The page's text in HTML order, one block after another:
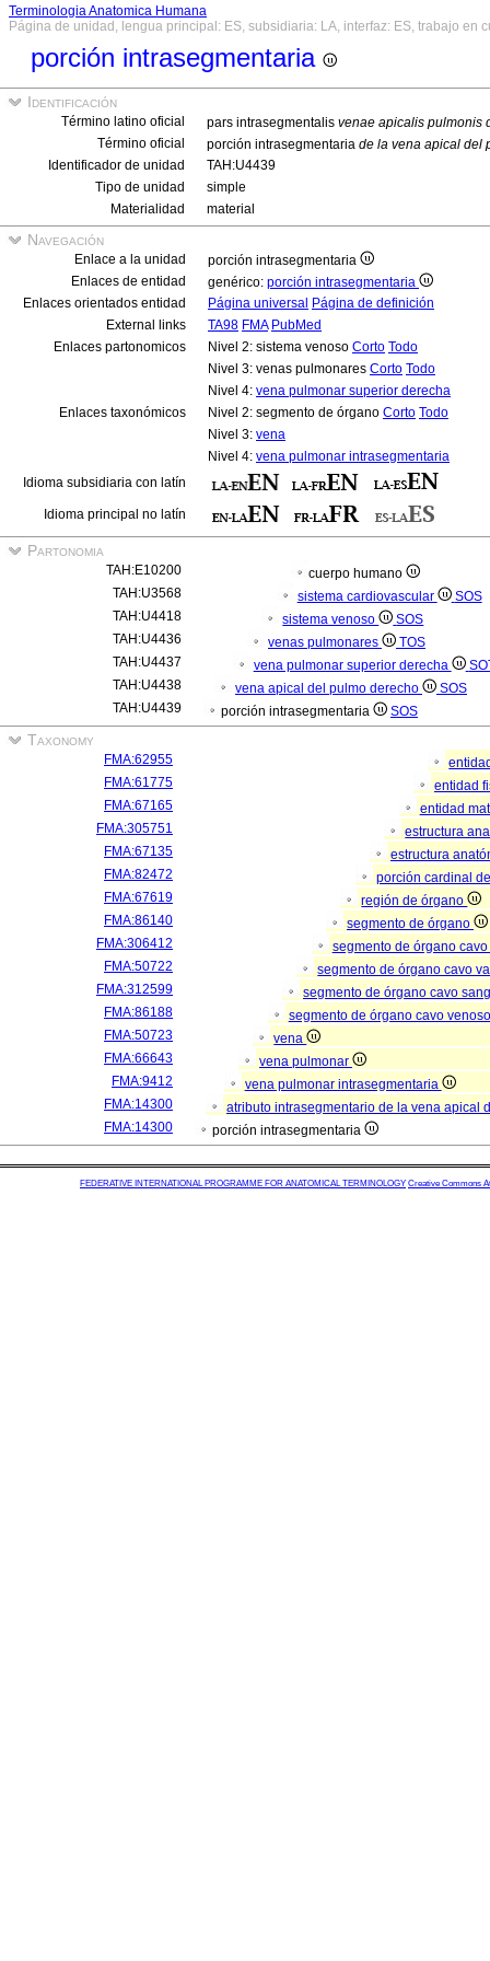
Terminologia Anatomica Humana
Página de unidad, lengua principal: ES, subsidiaria: LA, interfaz: ES, trabajo en
porción intrasegmentaria
Identificación
Término latino oficial pars intrasegmentalis venae apicalis pulmonis
Término oficial
porción intrasegmentaria de la vena apical del
Identificador de unidad
TAH:U4439
Tipo de unidad
simple
Materialidad
material
Navegación
Enlace a la unidad
porción intrasegmentaria
Enlaces de entidad
genérico: porción intrasegmentaria
Enlaces orientados entidad
Página universal Página de definición
External links
TA98 FMA PubMed
Enlaces partonomicos
Nivel 2: sistema venoso Corto Todo
Nivel 3: venas pulmonares Corto Todo
Nivel 4: vena pulmonar superior derecha
Enlaces taxonómicos
Nivel 2: segmento de órgano Corto Todo
Nivel 3: vena
Nivel 4: vena pulmonar intrasegmentaria
Idioma subsidiaria con latín
Idioma principal no latín
Partonomia
TAH:E10200
cuerpo humano
TAH:U3568
sistema cardiovascular
SOS
TAH:U4418
sistema venoso
SOS
TAH:U4436
venas pulmonares
TOS
TAH:U4437
vena pulmonar superior derecha
TAH:U4438
vena apical del pulmo derecho
SOS
TAH:U4439
porción intrasegmentaria SOS
Taxonomy
FMA:62955
FMA:61775
entidad
FMA:67165
entidad
FMA:305751
estructura
FMA:67135
estructura
FMA:82472
porción cardinal
FMA:67619
región de órgano
FMA:86140
segmento de órgano
FMA:306412
segmento de órgano
FMA:50722
segmento de órgano cavo
FMA:312599
segmento de órgano cavo
FMA:86188
segmento de órgano cavo
FMA:50723
vena
FMA:66643
vena pulmonar
FMA:9412
vena pulmonar intrasegmentaria
FMA:14300
atributo intrasegmentario de la vena apical
FMA:14300
porción intrasegmentaria
FEDERATIVE INTERNATIONAL PROGRAMME FOR ANATOMICAL TERMINOLOGY Creative Commons